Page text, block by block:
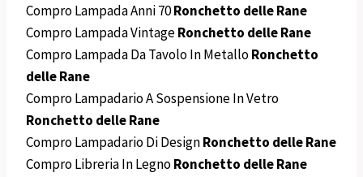
Compro Lampada Anni 70Ronchetto delle Rane
Compro Lampada VintageRonchetto delle Rane
Compro Lampada Da Tavolo In MetalloRonchetto
delle Rane
Compro Lampadario A Sospensione In Vetro
Ronchetto delle Rane
Compro Lampadario Di DesignRonchetto delle Rane
Compro Libreria In LegnoRonchetto delle Rane